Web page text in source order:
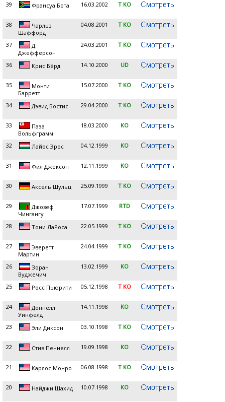
39 Франсуа Бота 16.03.2002 T KO
38
Чарльз
Шаффорд
04.08.2001 T KO
37
Д.
Джефферсон
24.03.2001 T KO
36 Крис Бёрд 14.10.2000 UD
35
Монти
Барретт
15.07.2000 T KO
34 Дэвид Бостис 29.04.2000 T KO
33
Паэа
Вольфграмм
18.03.2000 KO
32 Лайос Эрос 04.12.1999 KO
31 Фил Джексон 12.11.1999 KO
30 Аксель Шульц 25.09.1999 T KO
29
Джозеф
Чингангу
17.07.1999 RTD
28 Тони ЛаРоса 22.05.1999 T KO
27
Эверетт
Мартин
24.04.1999 T KO
26
Зоран
Вуджечич
13.02.1999 KO
25 Росс Пьюрити 05.12.1998 T KO
24
Доннелл
Уинфелд
14.11.1998 KO
23 Эли Диксон 03.10.1998 T KO
22 Стив Пеннелл 19.09.1998 KO
21 Карлос Монро 06.08.1998 T KO
20 Найджи Шахид 10.07.1998 KO